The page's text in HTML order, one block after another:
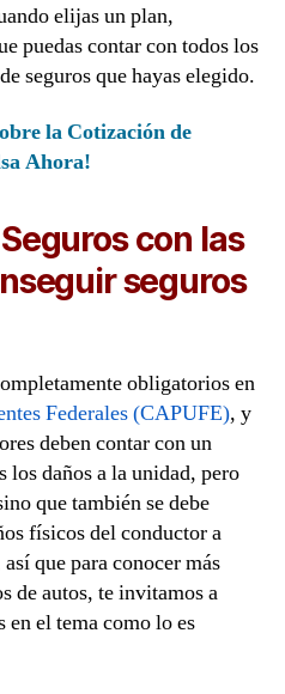
elijas un plan,
puedas contar con todos los
seguros que hayas elegido.
la Cotización de
Ahora!
con las
seguros
obligatorios en
Federales (CAPUFE), y
deben contar con un
los daños a la unidad, pero
que también se debe
físicos del conductor a
que para conocer más
de autos, te invitamos a
el tema como lo es